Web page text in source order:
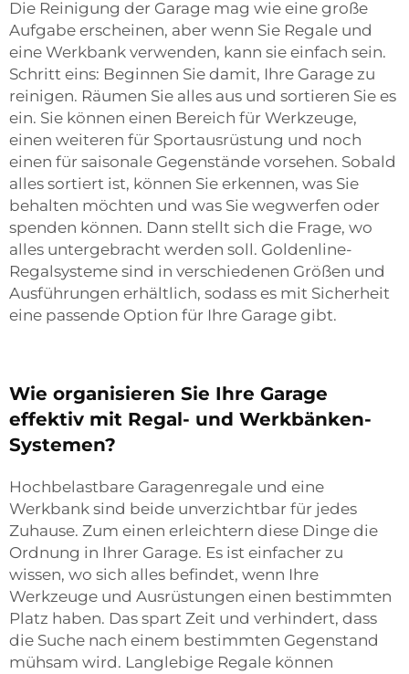
Die Reinigung der Garage mag wie eine große
Aufgabe erscheinen, aber wenn Sie Regale und
eine Werkbank verwenden, kann sie einfach sein.
Schritt eins: Beginnen Sie damit, Ihre Garage zu
reinigen. Räumen Sie alles aus und sortieren Sie es
ein. Sie können einen Bereich für Werkzeuge,
einen weiteren für Sportausrüstung und noch
einen für saisonale Gegenstände vorsehen. Sobald
alles sortiert ist, können Sie erkennen, was Sie
behalten möchten und was Sie wegwerfen oder
spenden können. Dann stellt sich die Frage, wo
alles untergebracht werden soll. Goldenline-
Regalsysteme sind in verschiedenen Größen und
Ausführungen erhältlich, sodass es mit Sicherheit
eine passende Option für Ihre Garage gibt.
Wie organisieren Sie Ihre Garage
effektiv mit Regal- und Werkbänken-
Systemen?
Hochbelastbare Garagenregale und eine
Werkbank sind beide unverzichtbar für jedes
Zuhause. Zum einen erleichtern diese Dinge die
Ordnung in Ihrer Garage. Es ist einfacher zu
wissen, wo sich alles befindet, wenn Ihre
Werkzeuge und Ausrüstungen einen bestimmten
Platz haben. Das spart Zeit und verhindert, dass
die Suche nach einem bestimmten Gegenstand
mühsam wird. Langlebige Regale können